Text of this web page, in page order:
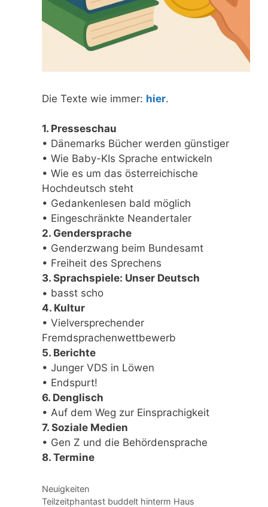
Die Texte wie immer: hier.
1. Presseschau
• Dänemarks Bücher werden günstiger
• Wie Baby-KIs Sprache entwickeln
• Wie es um das österreichische
Hochdeutsch steht
• Gedankenlesen bald möglich
• Eingeschränkte Neandertaler
2. Gendersprache
• Genderzwang beim Bundesamt
• Freiheit des Sprechens
3. Sprachspiele: Unser Deutsch
• basst scho
4. Kultur
• Vielversprechender
Fremdsprachenwettbewerb
5. Berichte
• Junger VDS in Löwen
• Endspurt!
6. Denglisch
• Auf dem Weg zur Einsprachigkeit
7. Soziale Medien
• Gen Z und die Behördensprache
8. Termine
Kategorien
Neuigkeiten
Teilzeitphantast buddelt hinterm Haus